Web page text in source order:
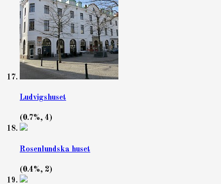
Ludvigshuset
(0.7%, 4)
Rosenlundska huset
(0.4%, 2)